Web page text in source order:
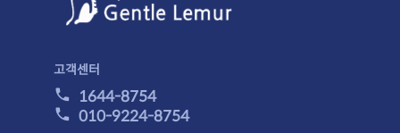
고객센터
1644-8754
010-9224-8754